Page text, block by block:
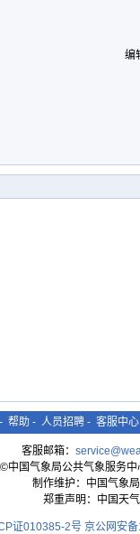
编
- 帮助 - 人员招聘 - 客服中心
客服邮箱：
中国气象局公共气象服务
制作维护：中国气象
郑重声明：中国天
证010385-2号 京公网安